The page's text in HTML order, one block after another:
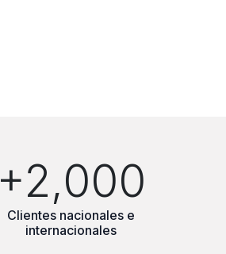
+2,000
Clientes nacionales e
internacionales